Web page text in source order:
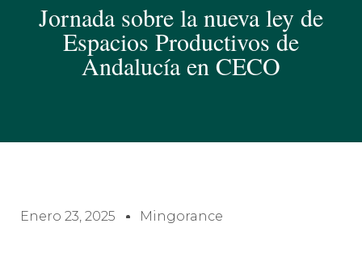
Jornada sobre la nueva ley de
Espacios Productivos de
Andalucía en CECO
Enero 23, 2025 Mingorance